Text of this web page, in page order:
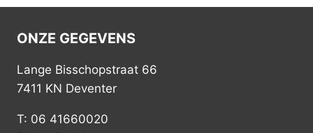
ONZE GEGEVENS
Lange Bisschopstraat 66
7411 KN Deventer
T: 06 41660020